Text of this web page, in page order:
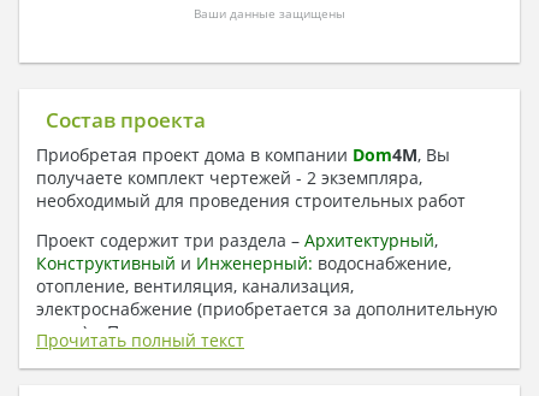
Ваши данные защищены
Состав проекта
Приобретая проект дома в компании Dom4M, Вы
получаете комплект чертежей - 2 экземпляра,
необходимый для проведения строительных работ
Проект содержит три раздела – Архитектурный,
Конструктивный и Инженерный: водоснабжение,
отопление, вентиляция, канализация,
электроснабжение (приобретается за дополнительную
плату) + Пояснительная записка.
1. Архитектурный раздел:
Прочитать полный текст